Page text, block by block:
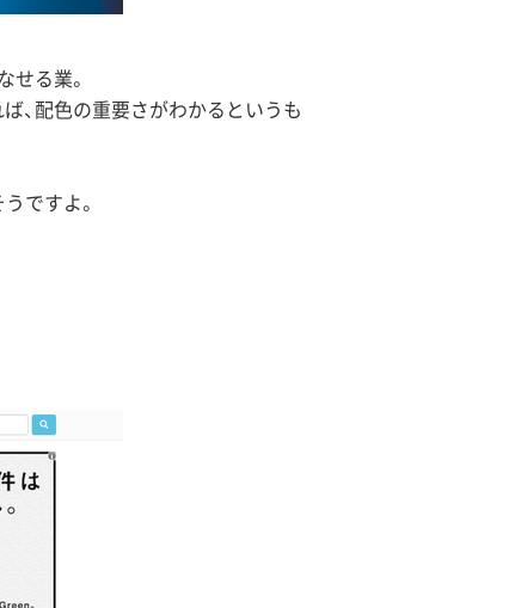
せる業。
、配色の重要さがわかるというも
ですよ。